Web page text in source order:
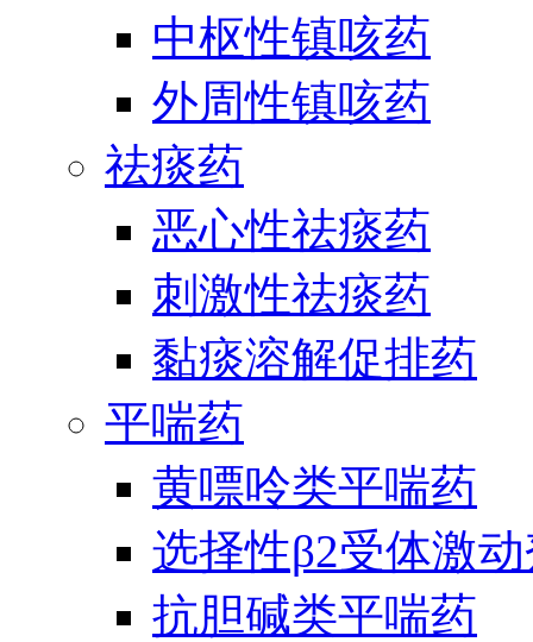
中枢性镇咳药
外周性镇咳药
祛痰药
恶心性祛痰药
刺激性祛痰药
黏痰溶解促排药
平喘药
黄嘌呤类平喘药
选择性β2受体激
抗胆碱类平喘药